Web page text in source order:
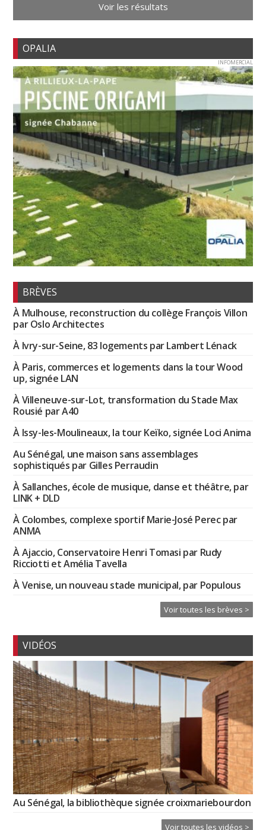
Voir les résultats
OPALIA
INFOMERCIAL
BRÈVES
À Mulhouse, reconstruction du collège François Villon
par Oslo Architectes
À Ivry-sur-Seine, 83 logements par Lambert Lénack
À Paris, commerces et logements dans la tour Wood
up, signée LAN
À Villeneuve-sur-Lot, transformation du Stade Max
Rousié par A40
À Issy-les-Moulineaux, la tour Keïko, signée Loci Anima
Au Sénégal, une maison sans assemblages
sophistiqués par Gilles Perraudin
À Sallanches, école de musique, danse et théâtre, par
LINK + DLD
À Colombes, complexe sportif Marie-José Perec par
ANMA
À Ajaccio, Conservatoire Henri Tomasi par Rudy
Ricciotti et Amélia Tavella
À Venise, un nouveau stade municipal, par Populous
Voir toutes les brèves >
VIDÉOS
Au Sénégal, la bibliothèque signée croixmariebourdon
Voir toutes les vidéos >